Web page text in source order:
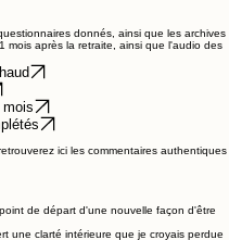
du module 1